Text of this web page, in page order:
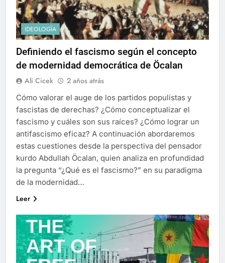
IDEOLOGÍA
Definiendo el fascismo según el concepto
de modernidad democrática de Öcalan
Ali Cicek 2 años atrás
Cómo valorar el auge de los partidos populistas y
fascistas de derechas? ¿Cómo conceptualizar el
fascismo y cuáles son sus raíces? ¿Cómo lograr un
antifascismo eficaz? A continuación abordaremos
estas cuestiones desde la perspectiva del pensador
kurdo Abdullah Öcalan, quien analiza en profundidad
la pregunta “¿Qué es el fascismo?” en su paradigma
de la modernidad…
Leer